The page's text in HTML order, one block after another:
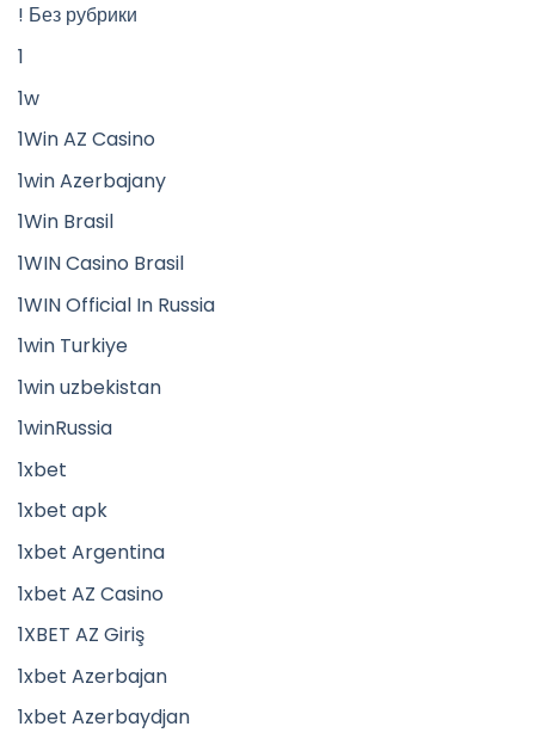
! Без рубрики
1
1w
1Win AZ Casino
1win Azerbajany
1Win Brasil
1WIN Casino Brasil
1WIN Official In Russia
1win Turkiye
1win uzbekistan
1winRussia
1xbet
1xbet apk
1xbet Argentina
1xbet AZ Casino
1XBET AZ Giriş
1xbet Azerbajan
1xbet Azerbaydjan